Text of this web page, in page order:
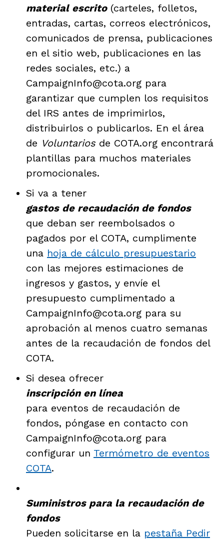
material escrito(carteles, folletos,
entradas, cartas, correos electrónicos,
comunicados de prensa, publicaciones
en el sitio web, publicaciones en las
redes sociales, etc.) a
CampaignInfo@cota.org para
garantizar que cumplen los requisitos
del IRS antes de imprimirlos,
distribuirlos o publicarlos. En el área
de Voluntarios de COTA.org encontrará
plantillas para muchos materiales
promocionales.
Si va a tener
gastos de recaudación de fondos
que deban ser reembolsados o
pagados por el COTA, cumplimente
una hoja de cálculo presupuestario
con las mejores estimaciones de
ingresos y gastos, y envíe el
presupuesto cumplimentado a
CampaignInfo@cota.org para su
aprobación al menos cuatro semanas
antes de la recaudación de fondos del
COTA.
Si desea ofrecer
inscripción en línea
para eventos de recaudación de
fondos, póngase en contacto con
CampaignInfo@cota.org para
configurar un Termómetro de eventos
COTA.
Suministros para la recaudación de
fondos
Pueden solicitarse en la pestaña Pedir